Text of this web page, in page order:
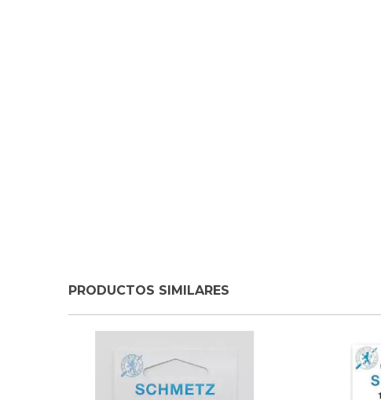
PRODUCTOS SIMILARES